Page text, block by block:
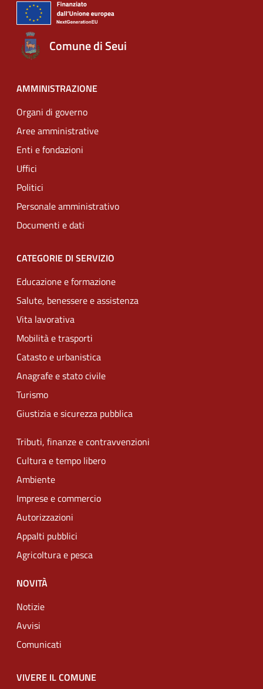
Comune di Seui
AMMINISTRAZIONE
Organi di governo
Aree amministrative
Enti e fondazioni
Uffici
Politici
Personale amministrativo
Documenti e dati
CATEGORIE DI SERVIZIO
Educazione e formazione
Salute, benessere e assistenza
Vita lavorativa
Mobilità e trasporti
Catasto e urbanistica
Anagrafe e stato civile
Turismo
Giustizia e sicurezza pubblica
Tributi, finanze e contravvenzioni
Cultura e tempo libero
Ambiente
Imprese e commercio
Autorizzazioni
Appalti pubblici
Agricoltura e pesca
NOVITÀ
Notizie
Avvisi
Comunicati
VIVERE IL COMUNE